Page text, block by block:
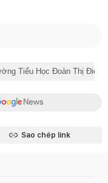
Tiểu Học Đoàn Thị Điểm
Sao chép link